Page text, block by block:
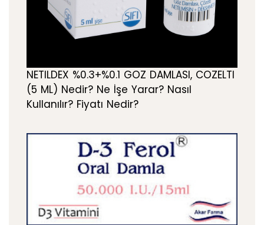
NETILDEX %0.3+%0.1 GOZ DAMLASI, COZELTI
(5 ML) Nedir? Ne İşe Yarar? Nasıl
Kullanılır? Fiyatı Nedir?